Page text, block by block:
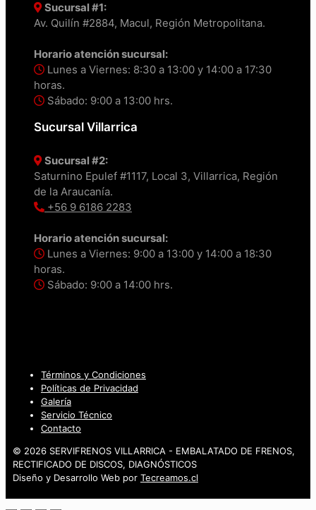
Sucursal #1:
Av. Quilín #2884, Macul, Región Metropolitana.
Horario atención sucursal:
Lunes a Viernes: 8:30 a 13:00 y 14:00 a 17:30
horas.
Sábado: 9:00 a 13:00 hrs.
Sucursal Villarrica
Sucursal #2:
Saturnino Epulef #1117, Local 3, Villarrica, Región
de la Araucanía.
+56 9 6186 2283
Horario atención sucursal:
Lunes a Viernes: 9:00 a 13:00 y 14:00 a 18:30
horas.
Sábado: 9:00 a 14:00 hrs.
Términos y Condiciones
Políticas de Privacidad
Galería
Servicio Técnico
Contacto
© 2026 SERVIFRENOS VILLARRICA - EMBALATADO DE FRENOS,
RECTIFICADO DE DISCOS, DIAGNÓSTICOS
Diseño y Desarrollo Web por Tecreamos.cl